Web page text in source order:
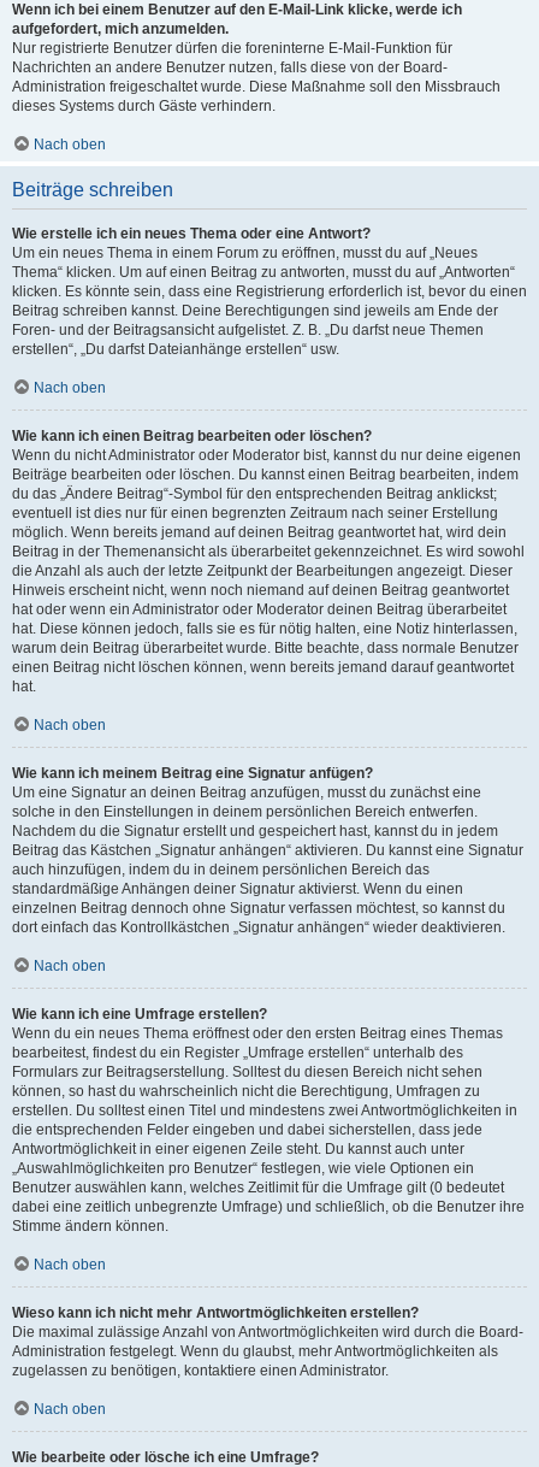
Wenn ich bei einem Benutzer auf den E-Mail-Link klicke, werde ich
aufgefordert, mich anzumelden.
Nur registrierte Benutzer dürfen die foreninterne E-Mail-Funktion für
Nachrichten an andere Benutzer nutzen, falls diese von der Board-
Administration freigeschaltet wurde. Diese Maßnahme soll den Missbrauch
dieses Systems durch Gäste verhindern.
Nach oben
Beiträge schreiben
Wie erstelle ich ein neues Thema oder eine Antwort?
Um ein neues Thema in einem Forum zu eröffnen, musst du auf „Neues
Thema“ klicken. Um auf einen Beitrag zu antworten, musst du auf „Antworten“
klicken. Es könnte sein, dass eine Registrierung erforderlich ist, bevor du einen
Beitrag schreiben kannst. Deine Berechtigungen sind jeweils am Ende der
Foren- und der Beitragsansicht aufgelistet. Z. B. „Du darfst neue Themen
erstellen“, „Du darfst Dateianhänge erstellen“ usw.
Nach oben
Wie kann ich einen Beitrag bearbeiten oder löschen?
Wenn du nicht Administrator oder Moderator bist, kannst du nur deine eigenen
Beiträge bearbeiten oder löschen. Du kannst einen Beitrag bearbeiten, indem
du das „Ändere Beitrag“-Symbol für den entsprechenden Beitrag anklickst;
eventuell ist dies nur für einen begrenzten Zeitraum nach seiner Erstellung
möglich. Wenn bereits jemand auf deinen Beitrag geantwortet hat, wird dein
Beitrag in der Themenansicht als überarbeitet gekennzeichnet. Es wird sowohl
die Anzahl als auch der letzte Zeitpunkt der Bearbeitungen angezeigt. Dieser
Hinweis erscheint nicht, wenn noch niemand auf deinen Beitrag geantwortet
hat oder wenn ein Administrator oder Moderator deinen Beitrag überarbeitet
hat. Diese können jedoch, falls sie es für nötig halten, eine Notiz hinterlassen,
warum dein Beitrag überarbeitet wurde. Bitte beachte, dass normale Benutzer
einen Beitrag nicht löschen können, wenn bereits jemand darauf geantwortet
hat.
Nach oben
Wie kann ich meinem Beitrag eine Signatur anfügen?
Um eine Signatur an deinen Beitrag anzufügen, musst du zunächst eine
solche in den Einstellungen in deinem persönlichen Bereich entwerfen.
Nachdem du die Signatur erstellt und gespeichert hast, kannst du in jedem
Beitrag das Kästchen „Signatur anhängen“ aktivieren. Du kannst eine Signatur
auch hinzufügen, indem du in deinem persönlichen Bereich das
standardmäßige Anhängen deiner Signatur aktivierst. Wenn du einen
einzelnen Beitrag dennoch ohne Signatur verfassen möchtest, so kannst du
dort einfach das Kontrollkästchen „Signatur anhängen“ wieder deaktivieren.
Nach oben
Wie kann ich eine Umfrage erstellen?
Wenn du ein neues Thema eröffnest oder den ersten Beitrag eines Themas
bearbeitest, findest du ein Register „Umfrage erstellen“ unterhalb des
Formulars zur Beitragserstellung. Solltest du diesen Bereich nicht sehen
können, so hast du wahrscheinlich nicht die Berechtigung, Umfragen zu
erstellen. Du solltest einen Titel und mindestens zwei Antwortmöglichkeiten in
die entsprechenden Felder eingeben und dabei sicherstellen, dass jede
Antwortmöglichkeit in einer eigenen Zeile steht. Du kannst auch unter
„Auswahlmöglichkeiten pro Benutzer“ festlegen, wie viele Optionen ein
Benutzer auswählen kann, welches Zeitlimit für die Umfrage gilt (0 bedeutet
dabei eine zeitlich unbegrenzte Umfrage) und schließlich, ob die Benutzer ihre
Stimme ändern können.
Nach oben
Wieso kann ich nicht mehr Antwortmöglichkeiten erstellen?
Die maximal zulässige Anzahl von Antwortmöglichkeiten wird durch die Board-
Administration festgelegt. Wenn du glaubst, mehr Antwortmöglichkeiten als
zugelassen zu benötigen, kontaktiere einen Administrator.
Nach oben
Wie bearbeite oder lösche ich eine Umfrage?